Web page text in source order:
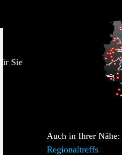
für Sie
Auch in Ihrer Nähe:
Regionaltreffs